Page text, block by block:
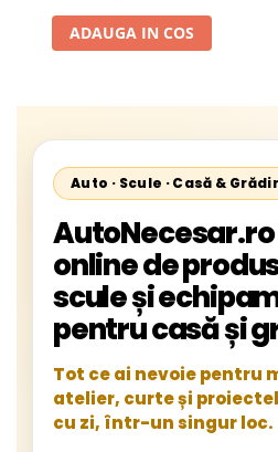
ADAUGA IN COS
Auto · Scule · Casă &
online de
scule și
pentru casă și
Tot ce ai nevoie pentru
atelier, curte și
cu zi, într-un singur loc.